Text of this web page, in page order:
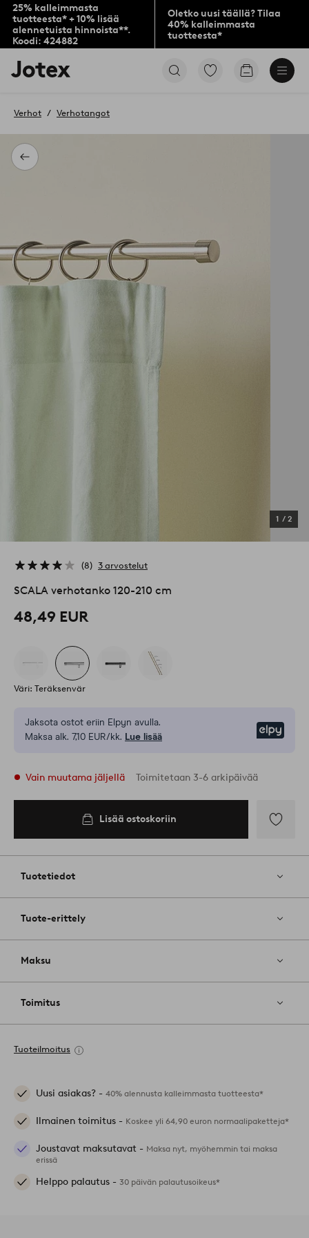
25% kalleimmasta
tuotteesta* + 10% lisää
alennetuista hinnoista**.
Koodi: 424882
Oletko uusi täällä? Tilaa
40% kalleimmasta
tuotteesta*
Jotex-
logo
aloitussivulle
Siirry
Siirry
Takaisin
Verhot Verhotangot
1 / 2
8 3 arvostelut
SCALA verhotanko 120-210 cm
48,49 EUR
Väri: Teräksenvär
Jaksota ostot eriin Elpyn avulla.
Maksa alk. 7,10 EUR/kk. Lue lisää
Vain muutama jäljellä Toimitetaan 3-6 arkipäivää
Lisää ostoskoriin
Tuotetiedot
Tuote-erittely
Maksu
Toimitus
Tuoteilmoitus
Uusi asiakas? - 40% alennusta kalleimmasta tuotteesta*
Ilmainen toimitus - Koskee yli 64,90 euron normaalipaketteja*
Joustavat maksutavat - Maksa nyt, myöhemmin tai maksa
erissä
Helppo palautus - 30 päivän palautusoikeus*